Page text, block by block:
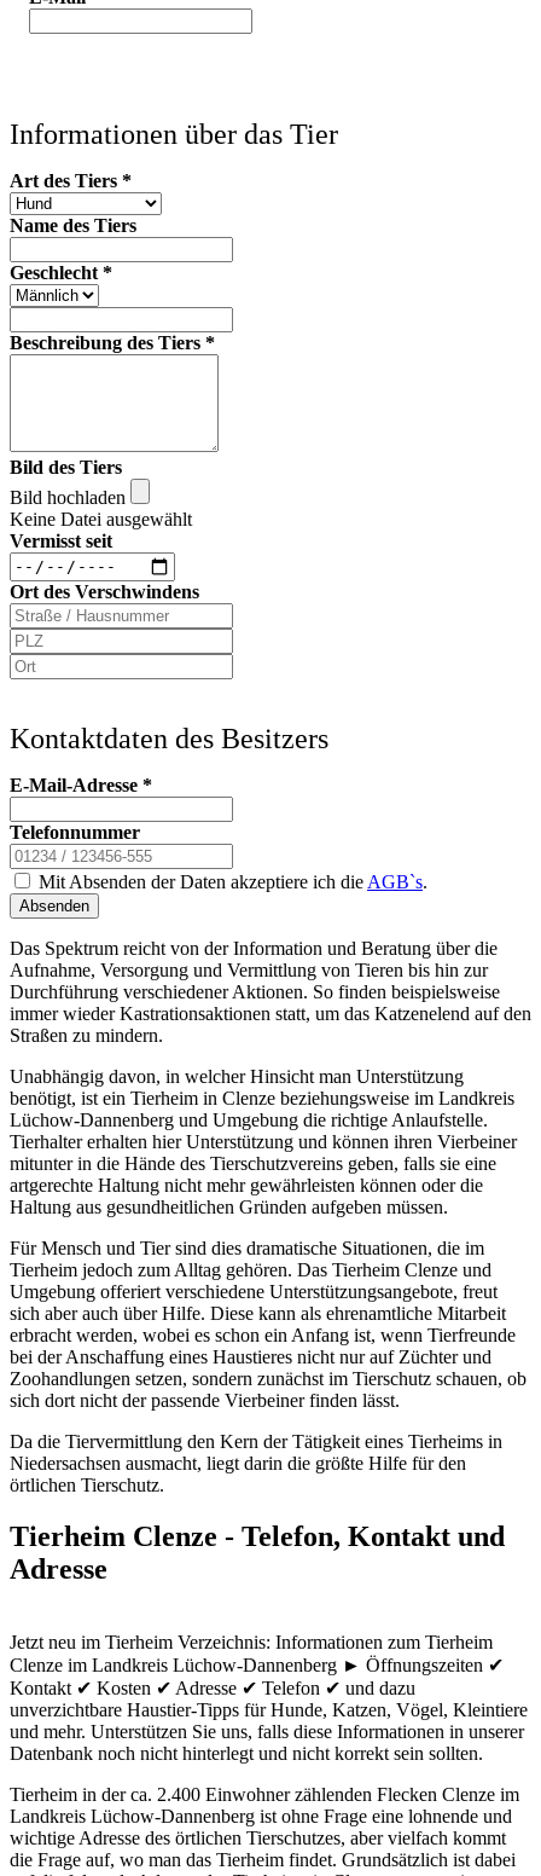
Informationen über das Tier
Art des Tiers *
Name des Tiers
Geschlecht *
Beschreibung des Tiers *
Bild des Tiers
Bild hochladen
Keine Datei ausgewählt
Vermisst seit
Ort des Verschwindens
Kontaktdaten des Besitzers
E-Mail-Adresse *
Telefonnummer
Mit Absenden der Daten akzeptiere ich die AGB`s.
Absenden
Das Spektrum reicht von der Information und Beratung über die
Aufnahme, Versorgung und Vermittlung von Tieren bis hin zur
Durchführung verschiedener Aktionen. So finden beispielsweise
immer wieder Kastrationsaktionen statt, um das Katzenelend auf den
Straßen zu mindern.
Unabhängig davon, in welcher Hinsicht man Unterstützung
benötigt, ist ein Tierheim in Clenze beziehungsweise im Landkreis
Lüchow-Dannenberg und Umgebung die richtige Anlaufstelle.
Tierhalter erhalten hier Unterstützung und können ihren Vierbeiner
mitunter in die Hände des Tierschutzvereins geben, falls sie eine
artgerechte Haltung nicht mehr gewährleisten können oder die
Haltung aus gesundheitlichen Gründen aufgeben müssen.
Für Mensch und Tier sind dies dramatische Situationen, die im
Tierheim jedoch zum Alltag gehören. Das Tierheim Clenze und
Umgebung offeriert verschiedene Unterstützungsangebote, freut
sich aber auch über Hilfe. Diese kann als ehrenamtliche Mitarbeit
erbracht werden, wobei es schon ein Anfang ist, wenn Tierfreunde
bei der Anschaffung eines Haustieres nicht nur auf Züchter und
Zoohandlungen setzen, sondern zunächst im Tierschutz schauen, ob
sich dort nicht der passende Vierbeiner finden lässt.
Da die Tiervermittlung den Kern der Tätigkeit eines Tierheims in
Niedersachsen ausmacht, liegt darin die größte Hilfe für den
örtlichen Tierschutz.
Tierheim Clenze - Telefon, Kontakt und
Adresse
Jetzt neu im Tierheim Verzeichnis: Informationen zum Tierheim
Clenze im Landkreis Lüchow-Dannenberg ► Öffnungszeiten ✔
Kontakt ✔ Kosten ✔ Adresse ✔ Telefon ✔ und dazu
unverzichtbare Haustier-Tipps für Hunde, Katzen, Vögel, Kleintiere
und mehr. Unterstützen Sie uns, falls diese Informationen in unserer
Datenbank noch nicht hinterlegt und nicht korrekt sein sollten.
Tierheim in der ca. 2.400 Einwohner zählenden Flecken Clenze im
Landkreis Lüchow-Dannenberg ist ohne Frage eine lohnende und
wichtige Adresse des örtlichen Tierschutzes, aber vielfach kommt
die Frage auf, wo man das Tierheim findet. Grundsätzlich ist dabei